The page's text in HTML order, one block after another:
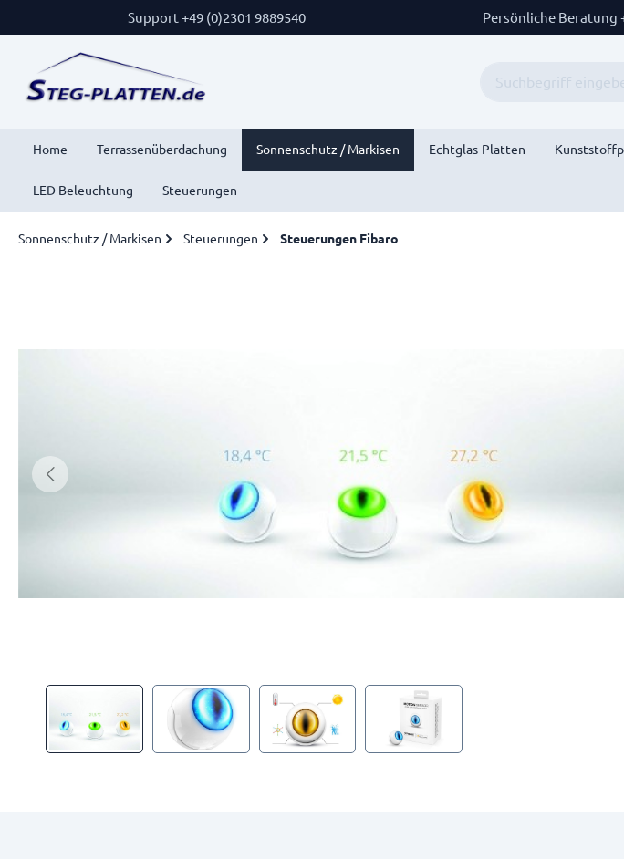
Support +49 (0)2301 9889540 Persönliche Beratung
Home Terrassenüberdachung Sonnenschutz / Markisen Echtglas-Platten
LED Beleuchtung Steuerungen
Sonnenschutz / Markisen Steuerungen Steuerungen Fibaro